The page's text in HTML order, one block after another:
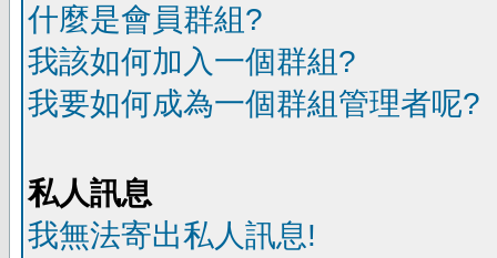
什麼是會員群組?
我該如何加入一個群組?
我要如何成為一個群組管理者呢?
私人訊息
我無法寄出私人訊息!